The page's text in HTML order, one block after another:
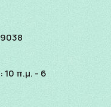
10 π.μ. - 6